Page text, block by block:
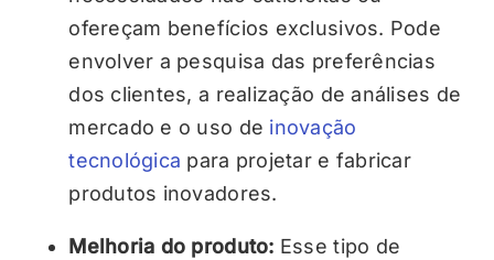
ofereçam benefícios exclusivos. Pode
envolver a pesquisa das preferências
dos clientes, a realização de análises de
mercado e o uso de inovação
tecnológica para projetar e fabricar
produtos inovadores.
Melhoria do produto: Esse tipo de